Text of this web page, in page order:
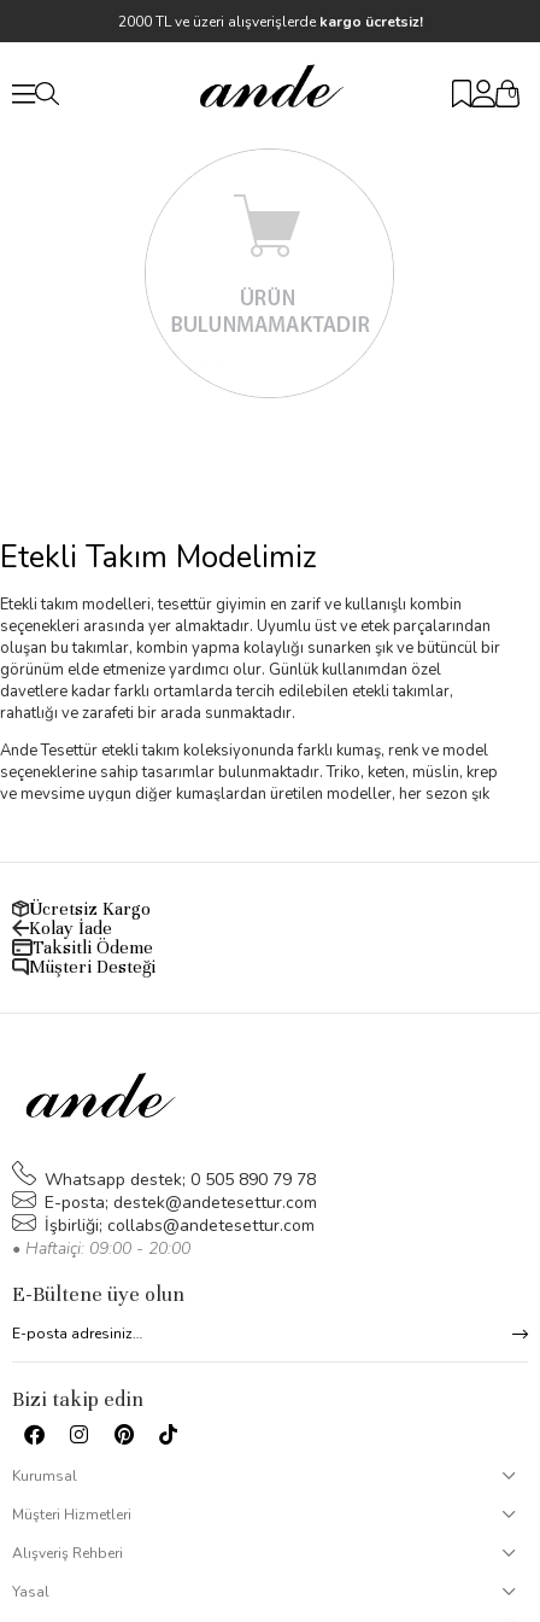
2000 TL ve üzeri alışverişlerde kargo ücretsiz!
0
Etekli Takım Modelimiz
Etekli takım modelleri, tesettür giyimin en zarif ve kullanışlı kombin
seçenekleri arasında yer almaktadır. Uyumlu üst ve etek parçalarından
oluşan bu takımlar, kombin yapma kolaylığı sunarken şık ve bütüncül bir
görünüm elde etmenize yardımcı olur. Günlük kullanımdan özel
davetlere kadar farklı ortamlarda tercih edilebilen etekli takımlar,
rahatlığı ve zarafeti bir arada sunmaktadır.
Ande Tesettür etekli takım koleksiyonunda farklı kumaş, renk ve model
seçeneklerine sahip tasarımlar bulunmaktadır. Triko, keten, müslin, krep
ve mevsime uygun diğer kumaşlardan üretilen modeller, her sezon şık
dokunuş kazandırmaktadır.
Rahat kalıpları sayesinde gün boyu konfor sağlayan etekli takım
modelleri, iş hayatından günlük kullanıma, özel günlerden davet
kombinlerine kadar geniş bir kullanım alanına sahiptir. Uzun etek ve
uyumlu üst tasarımlarının bir araya geldiği bu takımlar, hem klasik hem
de modern tarzı benimseyen kadınlar için ideal seçenekler sunmaktadır.
Yeni sezon etekli takım modellerini inceleyebilir, tarzınıza uygun renk ve
koleksiyonunu keşfedin ve şıklığınızı tamamlayın.
Ücretsiz Kargo
Kolay İade
Taksitli Ödeme
Müşteri Desteği
Whatsapp destek; 0 505 890 79 78
E-posta; destek@andetesettur.com
İşbirliği; collabs@andetesettur.com
• Haftaiçi: 09:00 - 20:00
E-Bültene üye olun
Bizi takip edin
Kurumsal
Müşteri Hizmetleri
Alışveriş Rehberi
Yasal